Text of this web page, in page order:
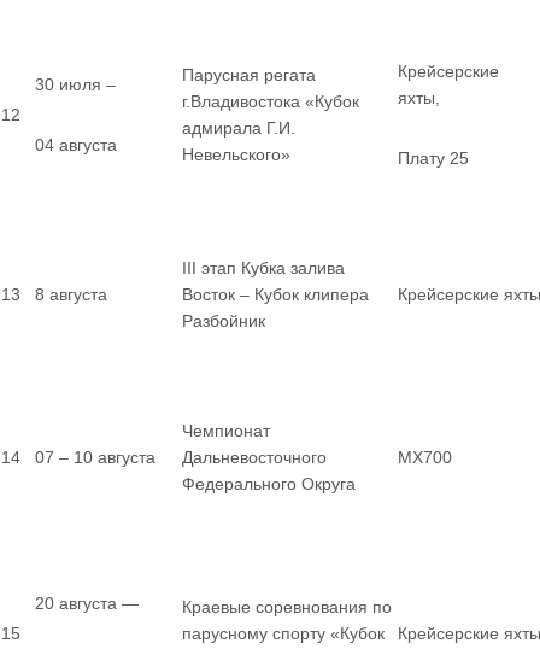
12
30 июля –
04 августа
Парусная регата
г.Владивостока «Кубок
адмирала Г.И.
Невельского»
Крейсерские
яхты,
Плату 25
13 8 августа
III этап Кубка залива
Восток – Кубок клипера
Разбойник
Крейсерские яхты
14 07 – 10 августа
Чемпионат
Дальневосточного
Федерального Округа
MX700
15
20 августа —
Краевые соревнования по
парусному спорту «Кубок
Крейсерские яхты